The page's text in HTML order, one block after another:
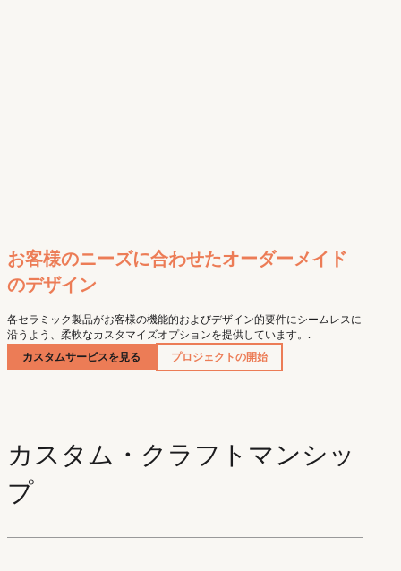
お客様のニーズに合わせたオーダーメイド
のデザイン
各セラミック製品がお客様の機能的およびデザイン的要件にシームレスに
沿うよう、柔軟なカスタマイズオプションを提供しています。.
カスタムサービスを見る
プロジェクトの開始
カスタム・クラフトマンシッ
プ